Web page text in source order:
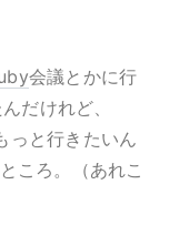
会議とかに行
だけれど、
っと行きたいん
ころ。（あれこ